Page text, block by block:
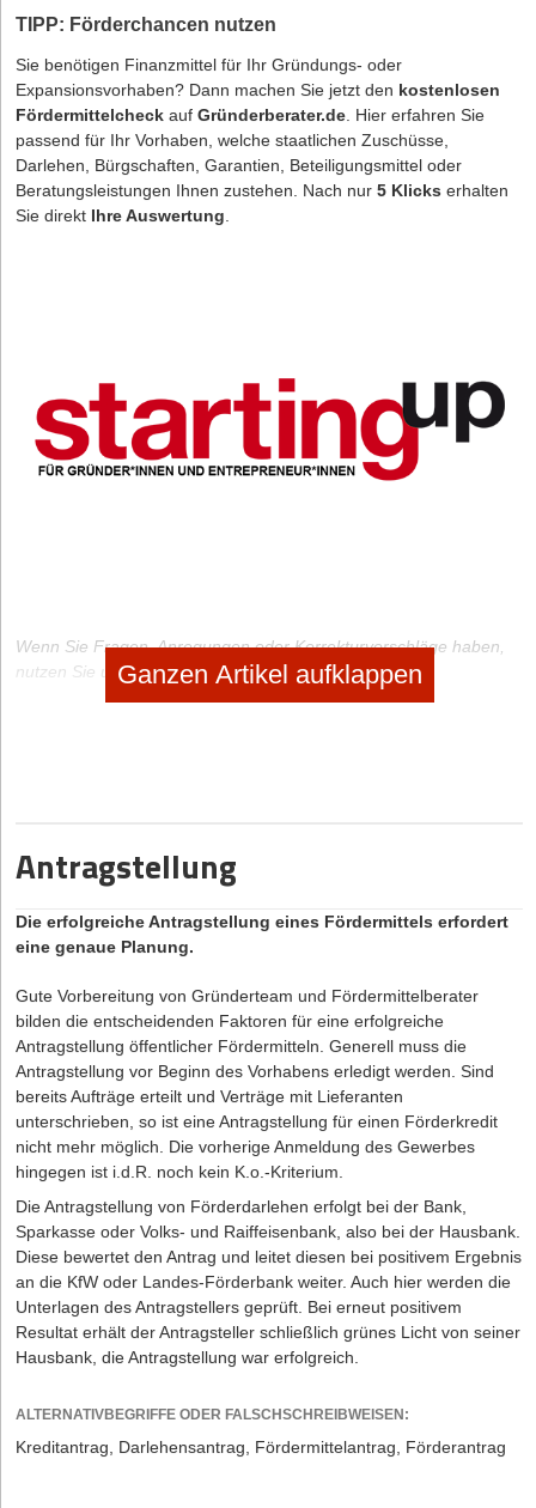
TIPP: Förderchancen nutzen
Sie benötigen Finanzmittel für Ihr Gründungs- oder
Expansionsvorhaben? Dann machen Sie jetzt den kostenlosen
Fördermittelcheck auf Gründerberater.de . Hier erfahren Sie
passend für Ihr Vorhaben, welche staatlichen Zuschüsse,
Darlehen, Bürgschaften, Garantien, Beteiligungsmittel oder
Beratungsleistungen Ihnen zustehen. Nach nur 5 Klicks erhalten
Sie direkt Ihre Auswertung
Wenn Sie Fragen, Anregungen oder Korrekturvorschläge haben,
nutzen Sie unsere Kommentarfunktion.
Ganzen Artikel aufklappen
Antragstellung
Die erfolgreiche Antragstellung eines Fördermittels erfordert
eine genaue Planung.
Gute Vorbereitung von Gründerteam und Fördermittelberater
bilden die entscheidenden Faktoren für eine erfolgreiche
Antragstellung öffentlicher Fördermitteln. Generell muss die
Antragstellung vor Beginn des Vorhabens erledigt werden. Sind
bereits Aufträge erteilt und Verträge mit Lieferanten
unterschrieben, so ist eine Antragstellung für einen Förderkredit
nicht mehr möglich. Die vorherige Anmeldung des Gewerbes
hingegen ist i.d.R. noch kein K.o.-Kriterium.
Die Antragstellung von Förderdarlehen erfolgt bei der Bank,
Sparkasse oder Volks- und Raiffeisenbank, also bei der Hausbank.
Diese bewertet den Antrag und leitet diesen bei positivem Ergebnis
an die KfW oder Landes-Förderbank weiter. Auch hier werden die
Unterlagen des Antragstellers geprüft. Bei erneut positivem
Resultat erhält der Antragsteller schließlich grünes Licht von seiner
Hausbank, die Antragstellung war erfolgreich.
ALTERNATIVBEGRIFFE ODER FALSCHSCHREIBWEISEN:
Kreditantrag, Darlehensantrag, Fördermittelantrag, Förderantrag